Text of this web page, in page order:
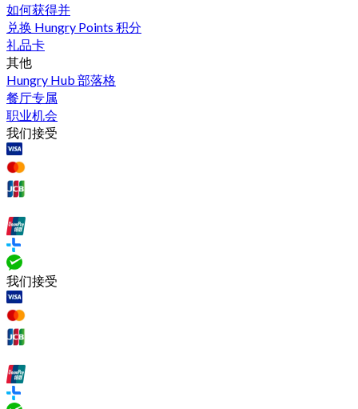
如何获得并
兑换 Hungry Points 积分
礼品卡
其他
Hungry Hub 部落格
餐厅专属
职业机会
我们接受
我们接受